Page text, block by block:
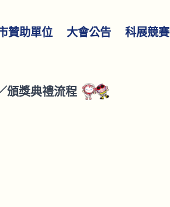
贊助單位 大會公告 科展競賽
頒獎典禮流程